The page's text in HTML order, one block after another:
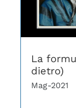
La
dietro)
Mag-2021